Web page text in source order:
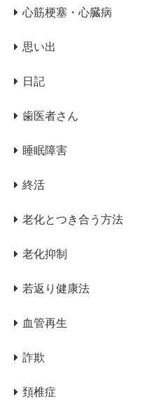
心筋梗塞・心臓病
思い出
日記
歯医者さん
睡眠障害
終活
老化とつき合う方法
老化抑制
若返り健康法
血管再生
詐欺
頚椎症